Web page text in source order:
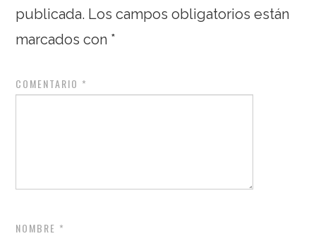
publicada. Los campos obligatorios están
marcados con *
COMENTARIO *
NOMBRE *